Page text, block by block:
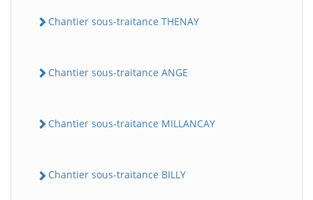
Chantier sous-traitance THENAY
Chantier sous-traitance ANGE
Chantier sous-traitance MILLANCAY
Chantier sous-traitance BILLY